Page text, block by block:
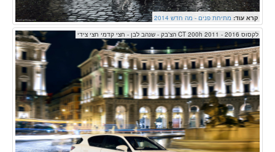
קרא עוד: מתיחת פנים - מה חדש 2014
לקסוס CT 200h 2011 - 2016 הצ'בק - שנהב לבן - חצי קדמי חצי צידי